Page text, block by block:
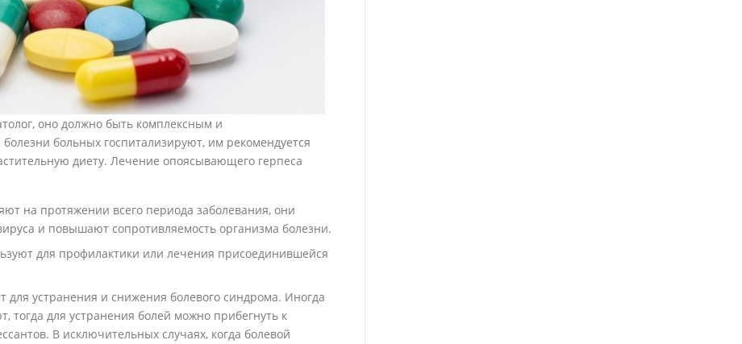
оно должно быть комплексным и
больных госпитализируют, им рекомендуется
диету. Лечение опоясывающего герпеса
на протяжении всего периода заболевания, они
и повышают сопротивляемость организма болезни.
для профилактики или лечения присоединившейся
устранения и снижения болевого синдрома. Иногда
для устранения болей можно прибегнуть к
В исключительных случаях, когда болевой